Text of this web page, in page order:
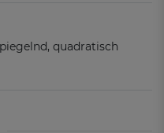
quadratisch